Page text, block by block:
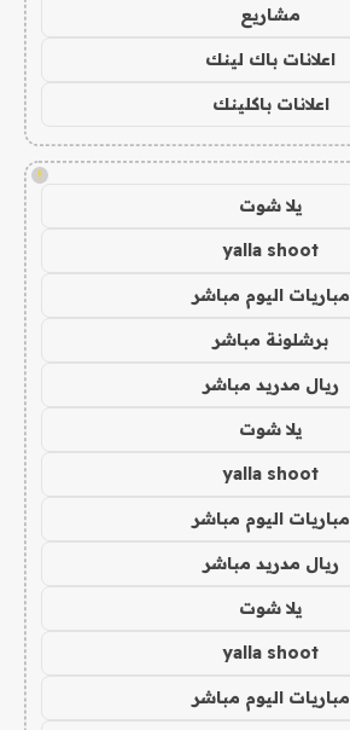
مشاريع
اعلانات باك لينك
اعلانات باكلينك
!
يلا شوت
yalla shoot
مباريات اليوم مباشر
برشلونة مباشر
ريال مدريد مباشر
يلا شوت
yalla shoot
مباريات اليوم مباشر
ريال مدريد مباشر
يلا شوت
yalla shoot
مباريات اليوم مباشر